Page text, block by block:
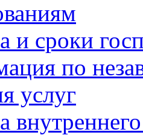
и сроки
по
услуг